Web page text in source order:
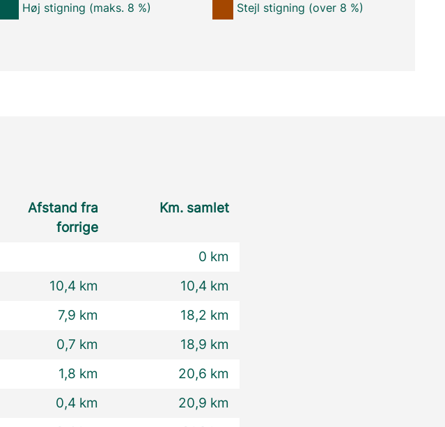
Høj stigning (maks. 8 %) Stejl stigning (over 8 %)
Afstand fra
forrige
Km. samlet
0 km
10,4 km
10,4 km
7,9 km
18,2 km
0,7 km
18,9 km
1,8 km
20,6 km
0,4 km
20,9 km